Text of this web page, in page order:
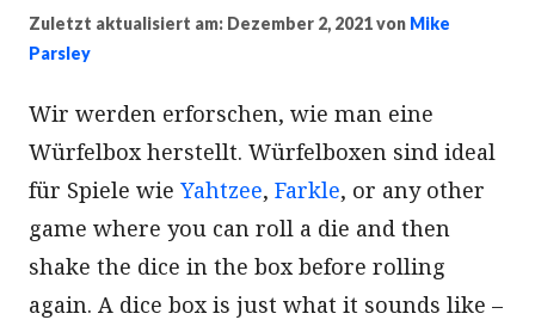
Zuletzt aktualisiert am: Dezember 2, 2021von Mike
Parsley
Wir werden erforschen, wie man eine
Würfelbox herstellt. Würfelboxen sind ideal
für Spiele wie Yahtzee, Farkle, or any other
game where you can roll a die and then
shake the dice in the box before rolling
again. A dice box is just what it sounds like –